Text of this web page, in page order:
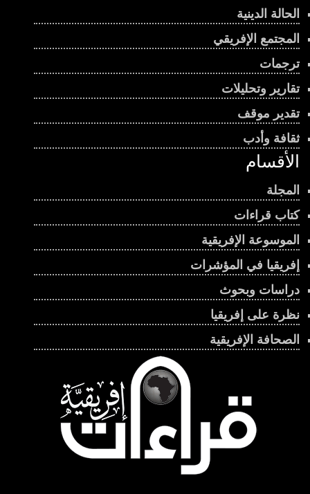
الحالة الدينية
المجتمع الإفريقي
ترجمات
تقارير وتحليلات
تقدير موقف
ثقافة وأدب
الأقسام
المجلة
كتاب قراءات
الموسوعة الإفريقية
إفريقيا في المؤشرات
دراسات وبحوث
نظرة على إفريقيا
الصحافة الإفريقية